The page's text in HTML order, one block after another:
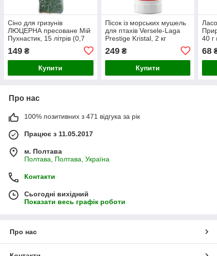
Сіно для гризунів
ЛЮЦЕРНА пресоване Мій
Пухнастик, 15 літрів (0,7
149 ₴
Купити
Пісок із морських мушель
для птахів Versele-Laga
Prestige Kristal, 2 кг
249₴
Купити
40 г
68
Про нас
100% позитивних з 471 відгука за рік
Працює з 11.05.2017
м. Полтава
Полтава, Полтава, Україна
Контакти
Сьогодні вихідний
Показати весь графік роботи
Про нас